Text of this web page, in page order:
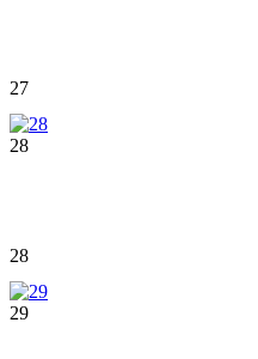
27
28
28
29